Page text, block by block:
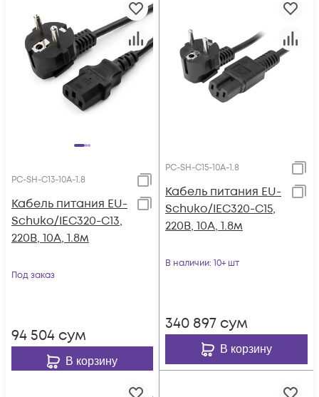
PC-SH-C13-10A-1.8
Кабель питания EU-
Schuko/IEC320-C13,
220B, 10А, 1.8м
Под заказ
94 504 сум
В корзину
PC-SH-C15-10A-1.8
Кабель питания EU-
Schuko/IEC320-C15,
220B, 10А, 1.8м
В наличии: 10+ шт
340 897 сум
В корзину